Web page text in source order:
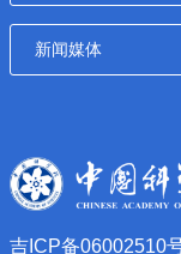
吉ICP备06002510